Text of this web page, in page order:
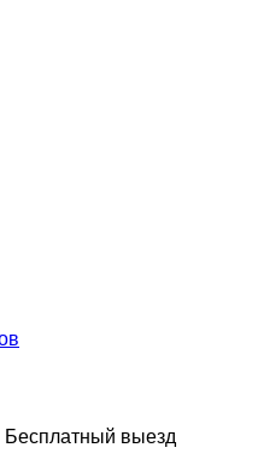
Бесплатный выезд